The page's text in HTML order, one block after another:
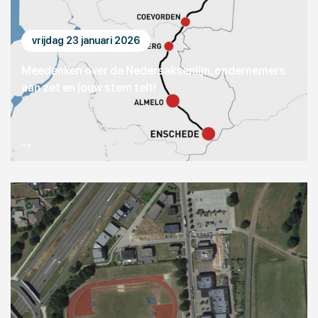
vrijdag 23 januari 2026
Meedenken over de Nedersaksenlijn, ondernemers
aan zet en jouw stem telt!